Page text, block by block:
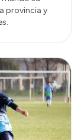
provincia y